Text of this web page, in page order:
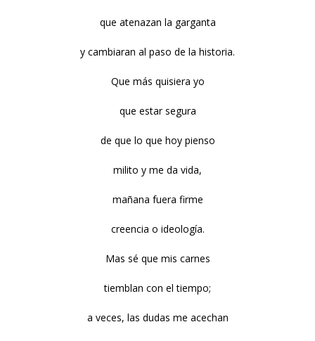
que atenazan la garganta
y cambiaran al paso de la historia.
Que más quisiera yo
que estar segura
de que lo que hoy pienso
milito y me da vida,
mañana fuera firme
creencia o ideología.
Mas sé que mis carnes
tiemblan con el tiempo;
a veces, las dudas me acechan